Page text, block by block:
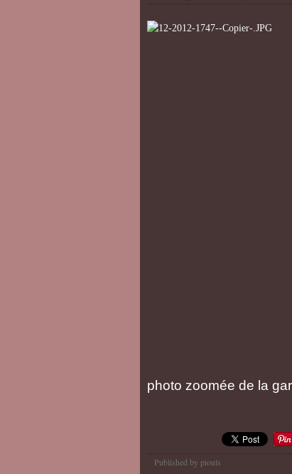
photo zoomée de la
Published by piouls